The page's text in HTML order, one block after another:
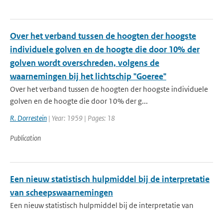
Over het verband tussen de hoogten der hoogste
individuele golven en de hoogte die door 10% der
golven wordt overschreden, volgens de
waarnemingen bij het lichtschip "Goeree"
Over het verband tussen de hoogten der hoogste individuele
golven en de hoogte die door 10% der g...
R. Dorrestein | Year: 1959 | Pages: 18
Publication
Een nieuw statistisch hulpmiddel bij de interpretatie
van scheepswaarnemingen
Een nieuw statistisch hulpmiddel bij de interpretatie van